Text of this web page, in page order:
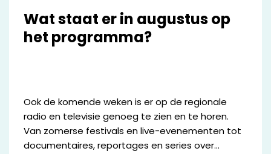
Wat staat er in augustus op
het programma?
Ook de komende weken is er op de regionale
radio en televisie genoeg te zien en te horen.
Van zomerse festivals en live-evenementen tot
documentaires, reportages en series over